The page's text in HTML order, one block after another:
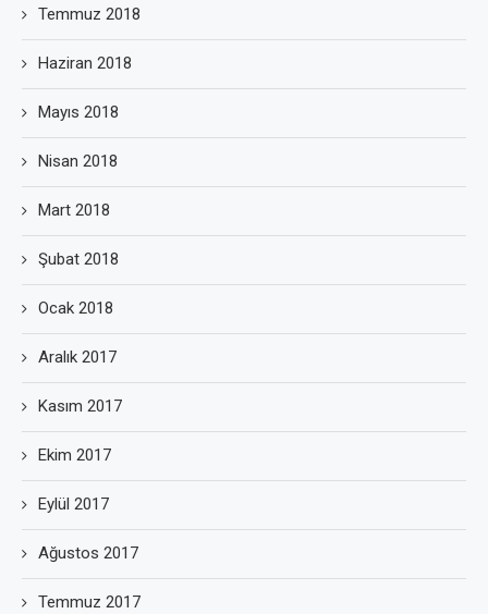
Temmuz 2018
Haziran 2018
Mayıs 2018
Nisan 2018
Mart 2018
Şubat 2018
Ocak 2018
Aralık 2017
Kasım 2017
Ekim 2017
Eylül 2017
Ağustos 2017
Temmuz 2017